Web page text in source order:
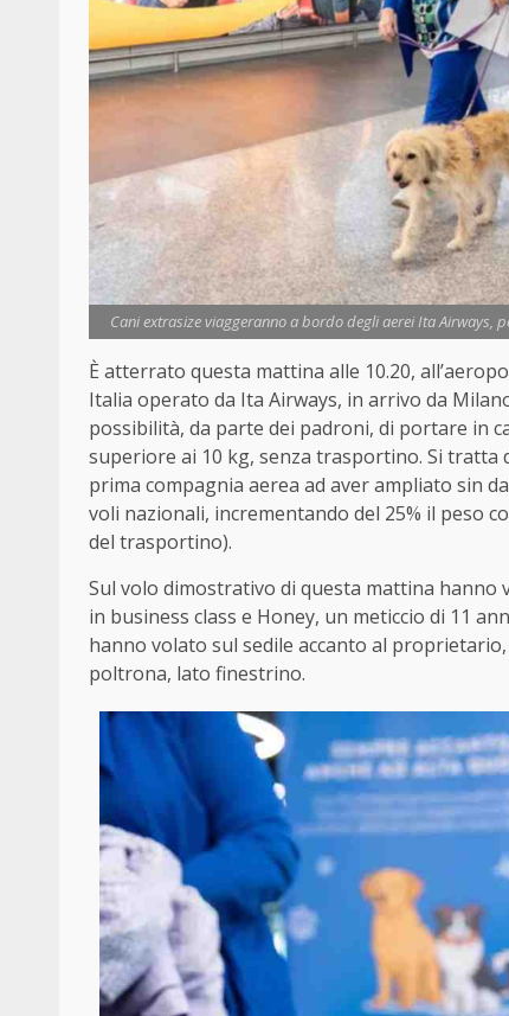
Cani extrasize viaggeranno a bordo degli aerei Ita
È atterrato questa mattina alle 10.20,
Italia operato da Ita Airways, in arrivo da
possibilità, da parte dei padroni, di portare in
superiore ai 10 kg, senza trasportino. Si tratta
prima compagnia aerea ad aver ampliato sin
voli nazionali, incrementando del 25% il peso
del trasportino).
Sul volo dimostrativo di questa mattina hanno
in business class e Honey, un meticcio di 11
hanno volato sul sedile accanto al
poltrona, lato finestrino.